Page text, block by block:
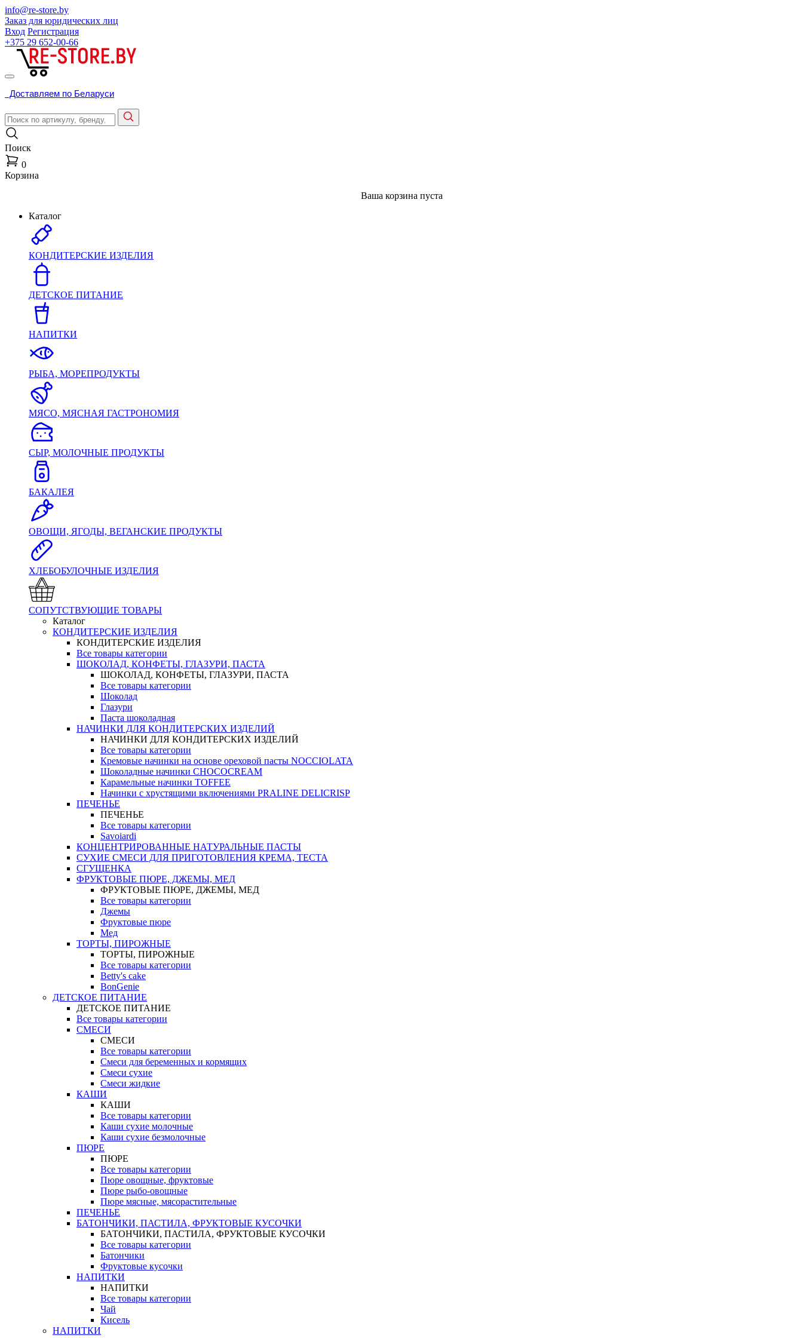
info@re-store.by
Заказ для юридических лиц
Вход Регистрация
+375 29 652-00-66
Доставляем по Беларуси
Поиск
0
Корзина
Ваша корзина пуста
Каталог
КОНДИТЕРСКИЕ ИЗДЕЛИЯ
ДЕТСКОЕ ПИТАНИЕ
НАПИТКИ
РЫБА, МОРЕПРОДУКТЫ
МЯСО, МЯСНАЯ ГАСТРОНОМИЯ
СЫР, МОЛОЧНЫЕ ПРОДУКТЫ
БАКАЛЕЯ
ОВОЩИ, ЯГОДЫ, ВЕГАНСКИЕ ПРОДУКТЫ
ХЛЕБОБУЛОЧНЫЕ ИЗДЕЛИЯ
СОПУТСТВУЮЩИЕ ТОВАРЫ
Каталог
КОНДИТЕРСКИЕ ИЗДЕЛИЯ
КОНДИТЕРСКИЕ ИЗДЕЛИЯ
Все товары категории
ШОКОЛАД, КОНФЕТЫ, ГЛАЗУРИ, ПАСТА
ШОКОЛАД, КОНФЕТЫ, ГЛАЗУРИ, ПАСТА
Все товары категории
Шоколад
Глазури
Паста шоколадная
НАЧИНКИ ДЛЯ КОНДИТЕРСКИХ ИЗДЕЛИЙ
НАЧИНКИ ДЛЯ КОНДИТЕРСКИХ ИЗДЕЛИЙ
Все товары категории
Кремовые начинки на основе ореховой пасты NOCCIOLATA
Шоколадные начинки CHOCOCREAM
Карамельные начинки TOFFEE
Начинки с хрустящими включениями PRALINE DELICRISP
ПЕЧЕНЬЕ
ПЕЧЕНЬЕ
Все товары категории
Savoiardi
КОНЦЕНТРИРОВАННЫЕ НАТУРАЛЬНЫЕ ПАСТЫ
СУХИЕ СМЕСИ ДЛЯ ПРИГОТОВЛЕНИЯ КРЕМА, ТЕСТА
СГУЩЕНКА
ФРУКТОВЫЕ ПЮРЕ, ДЖЕМЫ, МЕД
ФРУКТОВЫЕ ПЮРЕ, ДЖЕМЫ, МЕД
Все товары категории
Джемы
Фруктовые пюре
Мед
ТОРТЫ, ПИРОЖНЫЕ
ТОРТЫ, ПИРОЖНЫЕ
Все товары категории
Betty's cake
BonGenie
ДЕТСКОЕ ПИТАНИЕ
ДЕТСКОЕ ПИТАНИЕ
Все товары категории
СМЕСИ
СМЕСИ
Все товары категории
Смеси для беременных и кормящих
Смеси сухие
Смеси жидкие
КАШИ
КАШИ
Все товары категории
Каши сухие молочные
Каши сухие безмолочные
ПЮРЕ
ПЮРЕ
Все товары категории
Пюре овощные, фруктовые
Пюре рыбо-овощные
Пюре мясные, мясорастительные
ПЕЧЕНЬЕ
БАТОНЧИКИ, ПАСТИЛА, ФРУКТОВЫЕ КУСОЧКИ
БАТОНЧИКИ, ПАСТИЛА, ФРУКТОВЫЕ КУСОЧКИ
Все товары категории
Батончики
Фруктовые кусочки
НАПИТКИ
НАПИТКИ
Все товары категории
Чай
Кисель
НАПИТКИ